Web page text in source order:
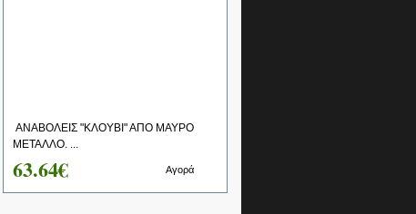
ΑΝΑΒΟΛΕΙΣ "ΚΛΟΥΒΙ" ΑΠΟ ΜΑΥΡΟ
ΜΕΤΑΛΛΟ. ...
63.64€ Αγορά